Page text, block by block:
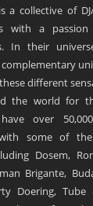
a collective of
with a
In their
complementary
different
the world for
over
some of
Dosem,
Brigante,
Doering, Tube